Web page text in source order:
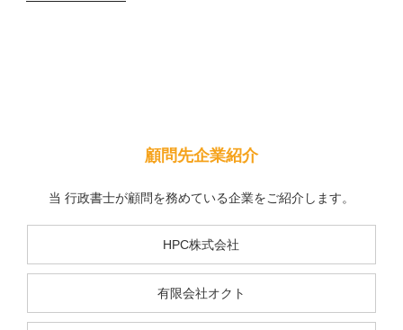
顧問先企業紹介
当 行政書士が顧問を務めている企業をご紹介します。
HPC株式会社
有限会社オクト